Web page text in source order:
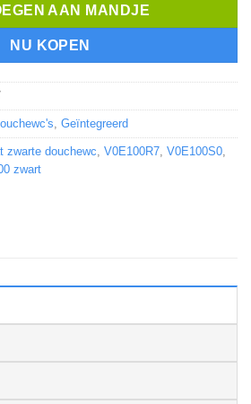
AAN MANDJE
NU KOPEN
Geïntegreerd
zwarte douchewc V0E100R7 V0E100S0
zwart